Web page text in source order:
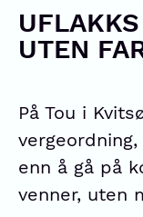
UTEN
På Tou i
enn å gå på
venner, uten